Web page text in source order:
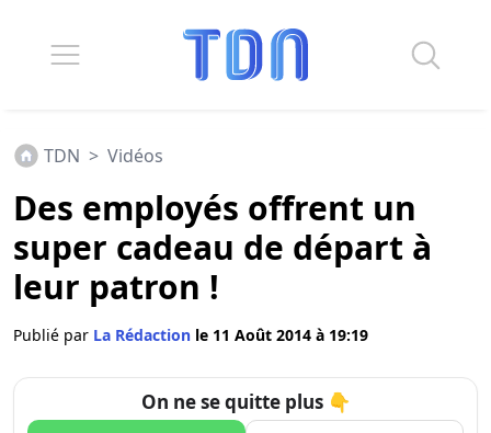
TDN > Vidéos
Des employés offrent un
super cadeau de départ à
leur patron !
Publié par La Rédaction le 11 Août 2014 à 19:19
On ne se quitte plus 👇